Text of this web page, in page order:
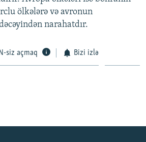
ölkələrə və avronun
narahatdır.
siz açmaq Bizi izlə